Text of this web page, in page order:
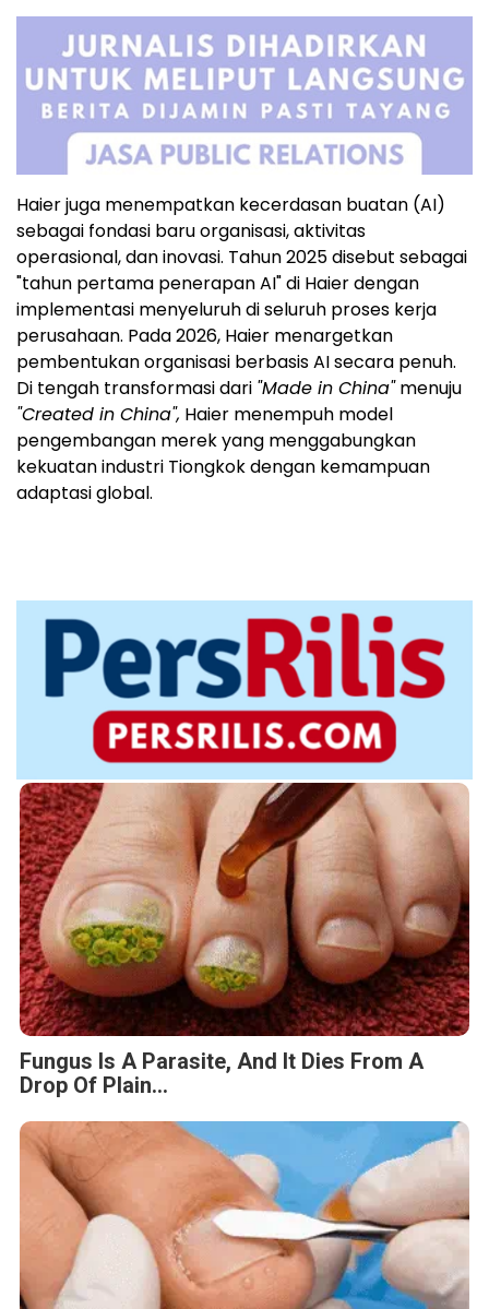
Haier juga menempatkan kecerdasan buatan (AI)
sebagai fondasi baru organisasi, aktivitas
operasional, dan inovasi. Tahun 2025 disebut sebagai
"tahun pertama penerapan AI" di Haier dengan
implementasi menyeluruh di seluruh proses kerja
perusahaan. Pada 2026, Haier menargetkan
pembentukan organisasi berbasis AI secara penuh.
Di tengah transformasi dari "Made in China"menuju
"Created in China", Haier menempuh model
pengembangan merek yang menggabungkan
kekuatan industri Tiongkok dengan kemampuan
adaptasi global.
Fungus Is A Parasite, And It Dies From A
Drop Of Plain...